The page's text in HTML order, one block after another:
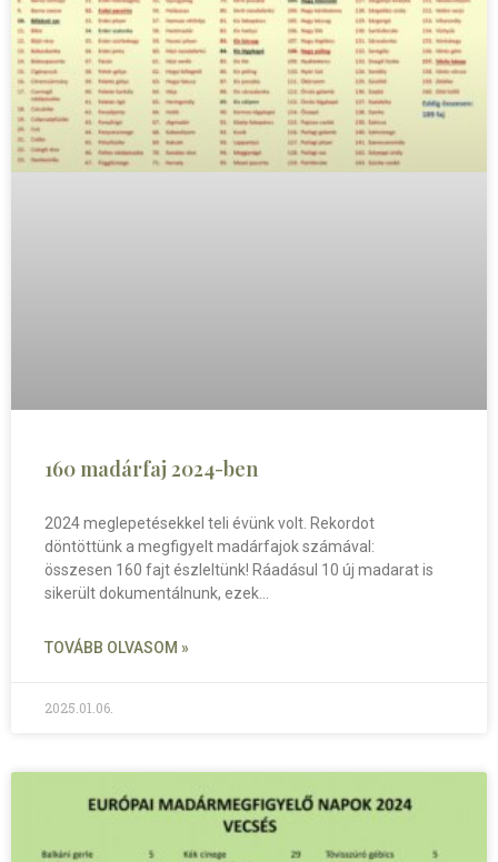
160 madárfaj 2024-ben
2024 meglepetésekkel teli évünk volt. Rekordot
döntöttünk a megfigyelt madárfajok számával:
összesen 160 fajt észleltünk! Ráadásul 10 új madarat is
sikerült dokumentálnunk, ezek
TOVÁBB OLVASOM »
2025.01.06.